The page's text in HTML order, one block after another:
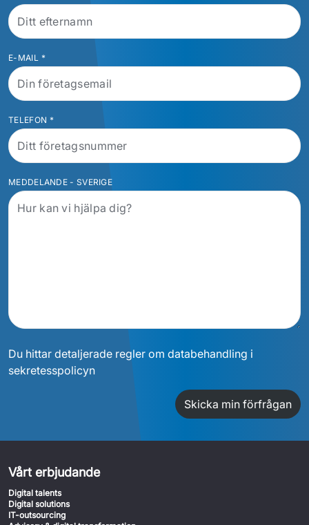
E-MAIL *
TELEFON *
MEDDELANDE - SVERIGE
Du hittar detaljerade regler om databehandling i
sekretesspolicyn
Skicka min förfrågan
Vårt erbjudande
Digital talents
Digital solutions
IT-outsourcing